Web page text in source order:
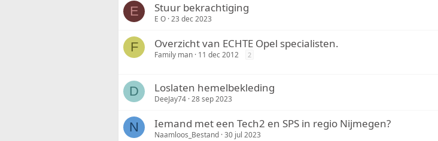
E Stuur bekrachtiging
E O 23 dec 2023
F Overzicht van ECHTE Opel specialisten.
Family man 11 dec 2012 2
D Loslaten hemelbekleding
DeeJay74 28 sep 2023
N Iemand met een Tech2 en SPS in regio Nijmegen?
Naamloos_Bestand 30 jul 2023